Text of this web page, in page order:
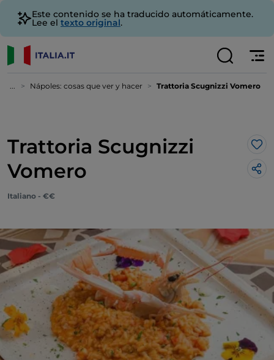
Este contenido se ha traducido automáticamente.
Lee el texto original.
... Nápoles: cosas que ver y hacer Trattoria Scugnizzi Vomero
Trattoria Scugnizzi
Vomero
Me
Italiano - €€